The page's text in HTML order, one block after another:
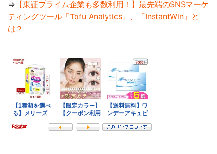
⇒ 【東証プライム企業も多数利用！】最先端のSNSマーケ
ティングツール「Tofu Analytics」、「InstantWin」と
は？